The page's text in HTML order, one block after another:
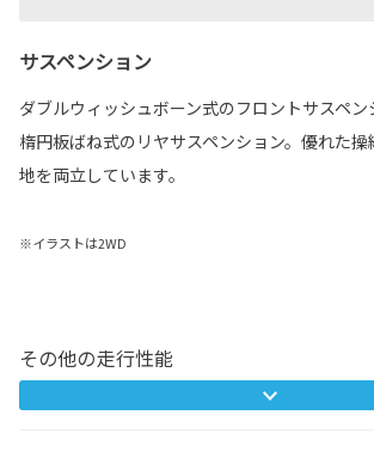
サスペンション
ダブルウィッシュボーン式のフロントサスペ
楕円板ばね式のリヤサスペンション。優れた
地を両立しています。
※イラストは2WD
その他の走行性能